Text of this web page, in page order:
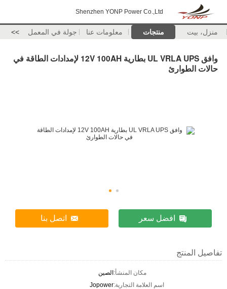
Shenzhen YONP Power Co.,Ltd
منزل، بيت منتجات معلومات عنا جولة في المعمل >>
وافق UL VRLA UPS بطارية 12V 100AH ​​لإمدادات الطاقة في
حالات الطوارئ
افضل سعر اتصل بنا
تفاصيل المنتج
مكان المنشأ:الصين
اسم العلامة التجارية:Jopower